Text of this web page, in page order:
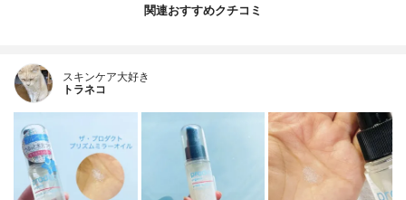
関連おすすめクチコミ
スキンケア大好き
トラネコ